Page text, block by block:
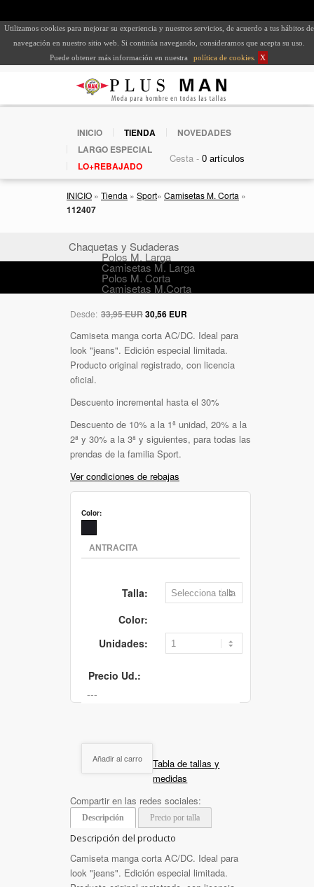
Utilizamos cookies para mejorar su experiencia y nuestros servicios, de acuerdo a tus hábitos de
navegación en nuestro sitio web. Si continúa navegando, consideramos que acepta su uso.
Puede obtener más información en nuestra
política de cookies X
INICIO TIENDA
NOVEDADES
LARGO ESPECIAL
LO+REBAJADO
Cesta -
INICIO » Tienda » Sport» Camisetas M. Corta »
112407
Chaquetas y Sudaderas
Polos M. Larga
Camisetas M. Larga
Polos M. Corta
Camisetas M.Corta
Desde: 33,95 EUR30,56 EUR
Camiseta manga corta AC/DC. Ideal para
look "jeans". Edición especial limitada.
Producto original registrado, con licencia
oficial.
Descuento incremental hasta el 30%
Descuento de 10% a la 1ª unidad, 20% a la
2ª y 30% a la 3ª y siguientes, para todas las
prendas de la familia Sport.
Ver condiciones de rebajas
Color:
Talla:
Color:
Unidades:
Precio Ud.:
Añadir al carro
Tabla de tallas y
medidas
Compartir en las redes sociales:
Descripción Precio por talla
Descripción del producto
Camiseta manga corta AC/DC. Ideal para
look "jeans". Edición especial limitada.